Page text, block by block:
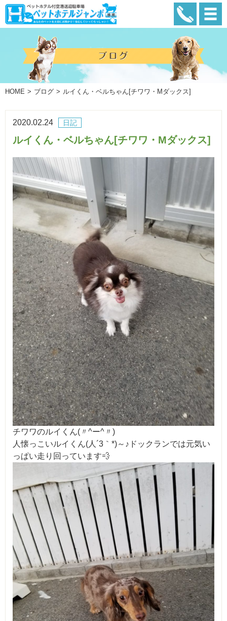
HOME ブログ ルイくん・ベルちゃん[チワワ・Mダックス]
日記
2020.02.24
ルイくん・ベルちゃん[チワワ・Mダックス]
チワワのルイくん(〃^ー^〃)
人懐っこいルイくん(人´3｀*)～♪ドックランでは元気い
っぱい走り回っています💨